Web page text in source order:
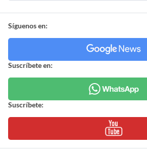
Síguenos en:
Suscríbete en:
Suscríbete: